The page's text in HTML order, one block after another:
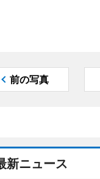
前の写真
新ニュース